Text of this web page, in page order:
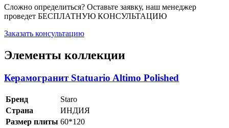
Сложно определиться? Оставьте заявку, наш менеджер
проведет БЕСПЛАТНУЮ КОНСУЛЬТАЦИЮ
Заказать консультацию
Элементы коллекции
Керамогранит Statuario Altimo Polished
Бренд
Staro
Страна
ИНДИЯ
Размер плиты 60*120